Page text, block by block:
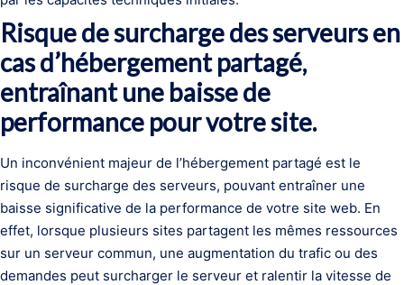
Risque de surcharge des serveurs en
cas d’hébergement partagé,
entraînant une baisse de
performance pour votre site.
Un inconvénient majeur de l’hébergement partagé est le
risque de surcharge des serveurs, pouvant entraîner une
baisse significative de la performance de votre site web. En
effet, lorsque plusieurs sites partagent les mêmes ressources
sur un serveur commun, une augmentation du trafic ou des
demandes peut surcharger le serveur et ralentir la vitesse de